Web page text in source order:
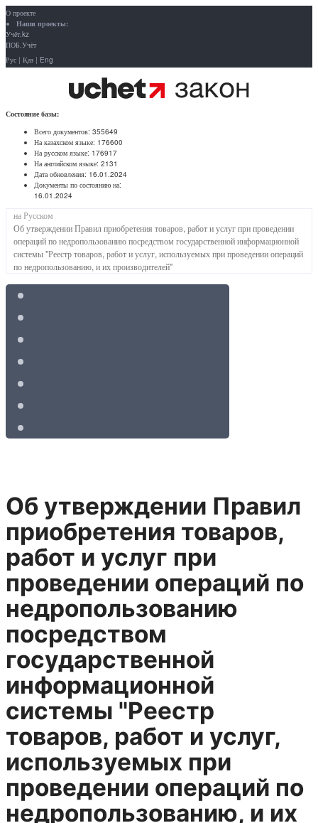
О проекте
Наши проекты:
Учёт.kz
ПОБ.Учёт
Рус | Қаз | Eng
Состояние базы:
Всего документов: 355649
На казахском языке: 176600
На русском языке: 176917
На английском языке: 2131
Дата обновления: 16.01.2024
Документы по состоянию на:
16.01.2024
на Русском
Об утверждении Правил приобретения товаров, работ и услуг при проведении
операций по недропользованию посредством государственной информационной
системы "Реестр товаров, работ и услуг, используемых при проведении операций
по недропользованию, и их производителей"
Об утверждении Правил
приобретения товаров,
работ и услуг при
проведении операций по
недропользованию
посредством
государственной
информационной
системы "Реестр
товаров, работ и услуг,
используемых при
проведении операций по
недропользованию, и их